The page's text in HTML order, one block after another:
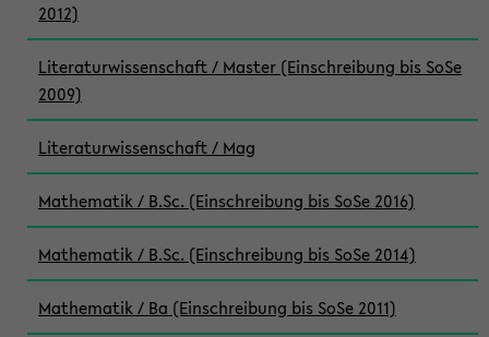
2012)
Literaturwissenschaft / Master (Einschreibung bis SoSe
2009)
Literaturwissenschaft / Mag
Mathematik / B.Sc. (Einschreibung bis SoSe 2016)
Mathematik / B.Sc. (Einschreibung bis SoSe 2014)
Mathematik / Ba (Einschreibung bis SoSe 2011)